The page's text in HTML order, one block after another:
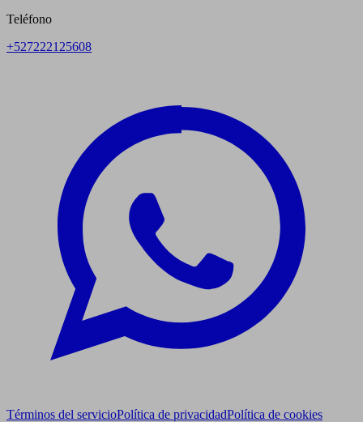
Teléfono
+527222125608
Términos del servicioPolítica de privacidadPolítica de cookies